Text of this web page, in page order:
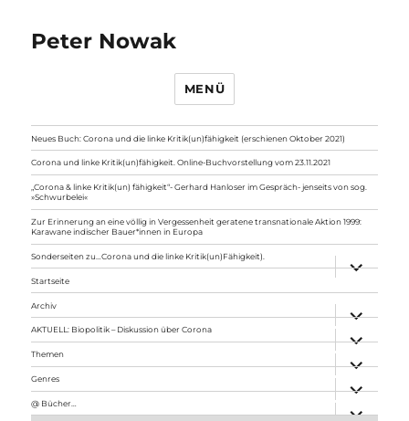
Peter Nowak
MENÜ
Neues Buch: Corona und die linke Kritik(un)fähigkeit (erschienen Oktober 2021)
Corona und linke Kritik(un)fähigkeit. Online-Buchvorstellung vom 23.11.2021
„Corona & linke Kritik(un) fähigkeit“- Gerhard Hanloser im Gespräch- jenseits von sog.
»Schwurbelei«
Zur Erinnerung an eine völlig in Vergessenheit geratene transnationale Aktion 1999:
Karawane indischer Bauer*innen in Europa
Sonderseiten zu…Corona und die linke Kritik(un)Fähigkeit).
anzeigen
Startseite
Archiv
anzeigen
AKTUELL: Biopolitik – Diskussion über Corona
anzeigen
Themen
anzeigen
Genres
anzeigen
@ Bücher…